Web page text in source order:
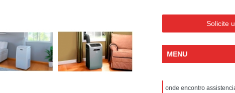
Assistencia Tecnica de Ar Condicionado Portatil
Assistencia Tecnica em Ar Condicionado Portatil
Tecnica para Ar Condicionado Portatil
Tecnica de Geladeira Electrolux
Assistencia
Assistencia Tecnica
Solicite
MENU
onde encontro